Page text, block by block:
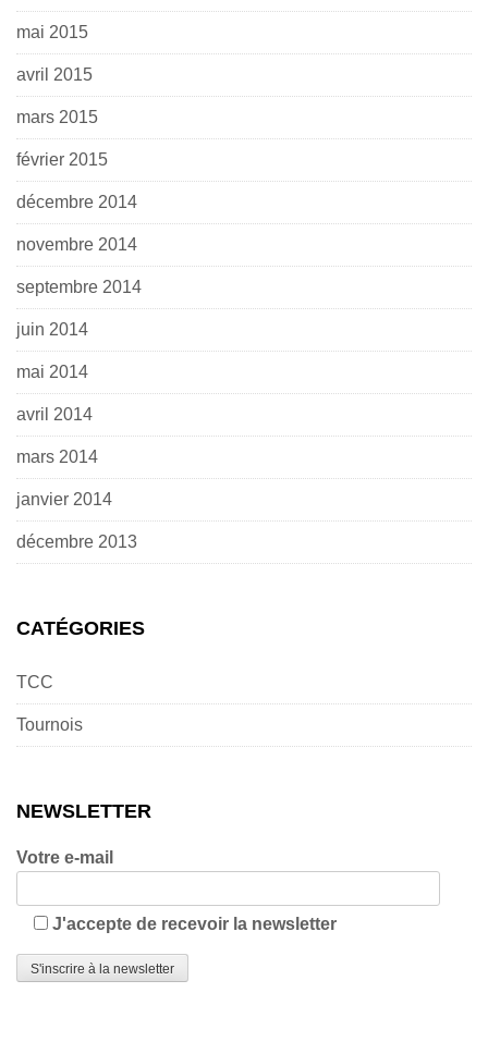
mai 2015
avril 2015
mars 2015
février 2015
décembre 2014
novembre 2014
septembre 2014
juin 2014
mai 2014
avril 2014
mars 2014
janvier 2014
décembre 2013
CATÉGORIES
TCC
Tournois
NEWSLETTER
Votre e-mail
J'accepte de recevoir la newsletter